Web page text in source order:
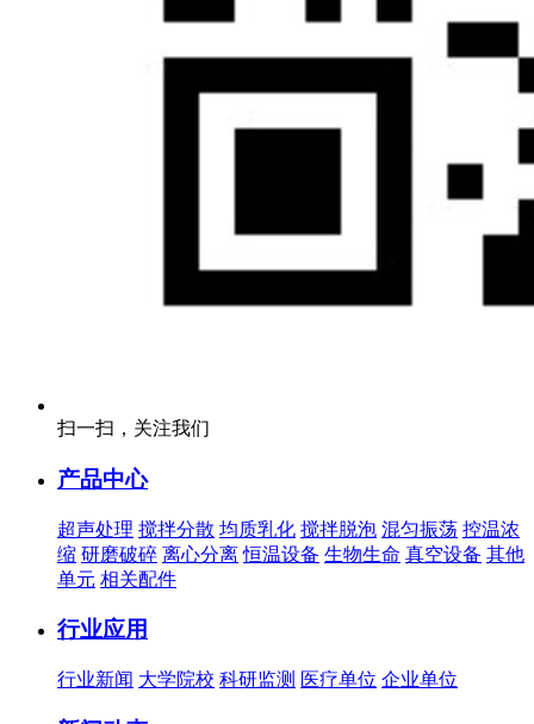
扫一扫，关注我们
产品中心
超声处理 搅拌分散 均质乳化 搅拌脱泡 混匀振荡 控温浓
缩 研磨破碎 离心分离 恒温设备 生物生命 真空设备 其他
单元 相关配件
行业应用
行业新闻 大学院校 科研监测 医疗单位 企业单位